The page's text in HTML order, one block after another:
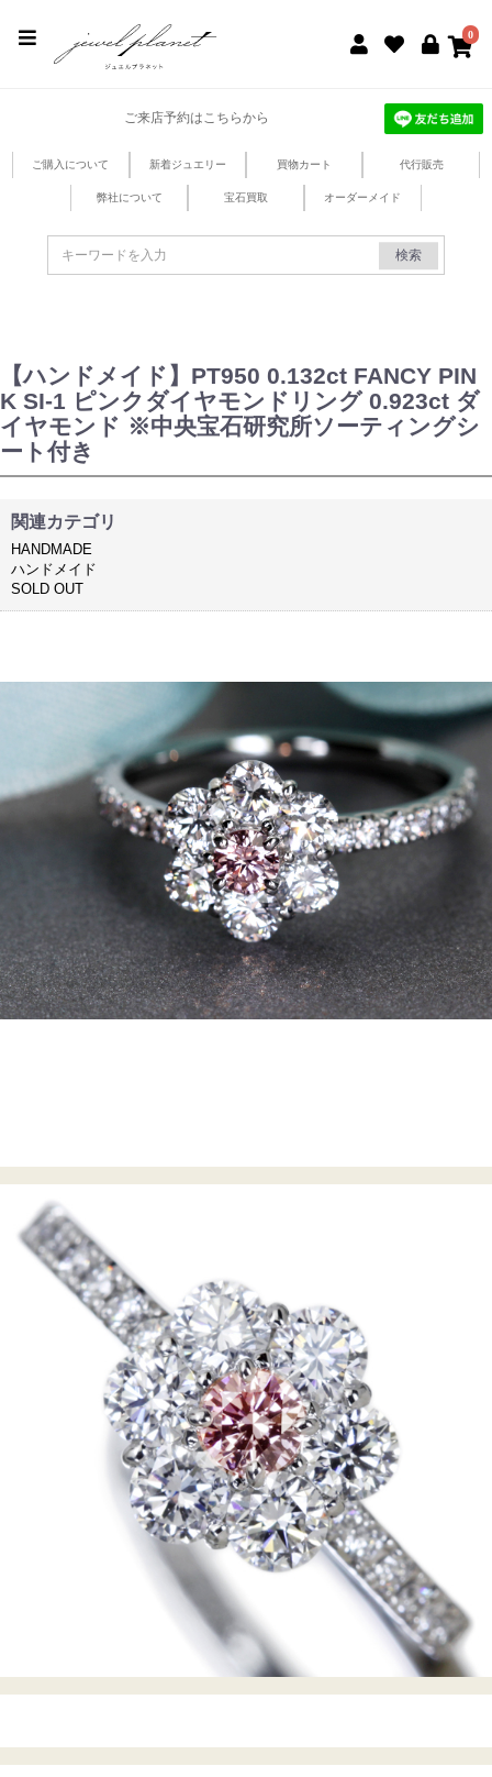
0
ご来店予約はこちらから
ご購入について 新着ジュエリー 買物カート 代行販売
弊社について 宝石買取 オーダーメイド
検索
【ハンドメイド】PT950 0.132ct FANCY PIN
K SI-1 ピンクダイヤモンドリング 0.923ct ダ
イヤモンド ※中央宝石研究所ソーティングシ
ート付き
関連カテゴリ
HANDMADE
ハンドメイド
SOLD OUT